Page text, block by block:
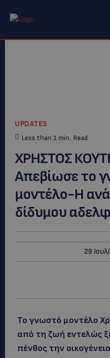
UPDATES
Less than 1 min. Read
ΧΡΗΣΤΟΣ
Απεβίωσε το
μοντέλο-Η
δίδυμου
29
Το γνωστό μοντέλο
από τη ζωή εντελώς
πένθος την